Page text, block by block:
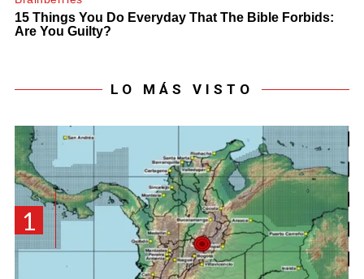
LO MÁS VISTO
1